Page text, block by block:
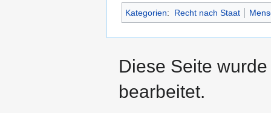
Kategorien: Recht nach Staat
Diese Seite
bearbeitet.